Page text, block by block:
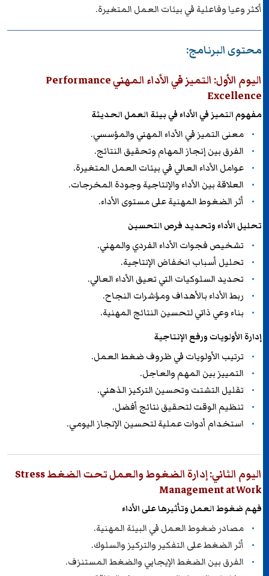
أكثر وعيا وفاعلية في بيئات العمل المتغيرة.
محتوى البرنامج:
اليوم الأول: التميز في الأداء المهني Performance
Excellence
مفهوم التميز في الأداء في بيئة العمل الحديثة
معنى التميز في الأداء المهني والمؤسسي.
الفرق بين إنجاز المهام وتحقيق النتائج.
عوامل الأداء العالي في بيئات العمل المتغيرة.
العلاقة بين الأداء والإنتاجية وجودة المخرجات.
أثر الضغوط المهنية على مستوى الأداء.
تحليل الأداء وتحديد فرص التحسين
تشخيص فجوات الأداء الفردي والمهني.
تحليل أسباب انخفاض الإنتاجية.
تحديد السلوكيات التي تعيق الأداء العالي.
ربط الأداء بالأهداف ومؤشرات النجاح.
بناء وعي ذاتي لتحسين النتائج المهنية.
إدارة الأولويات ورفع الإنتاجية
ترتيب الأولويات في ظروف ضغط العمل.
التمييز بين المهم والعاجل.
تقليل التشتت وتحسين التركيز الذهني.
تنظيم الوقت لتحقيق نتائج أفضل.
استخدام أدوات عملية لتحسين الإنجاز اليومي.
اليوم الثاني: إدارة الضغوط والعمل تحت الضغط Stress
Management at Work
فهم ضغوط العمل وتأثيرها على الأداء
مصادر ضغوط العمل في البيئة المهنية.
أثر الضغط على التفكير والتركيز والسلوك.
الفرق بين الضغط الإيجابي والضغط المستنزف.